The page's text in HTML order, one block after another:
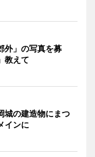
外」の写真を募
教えて
城の建造物にまつ
インに